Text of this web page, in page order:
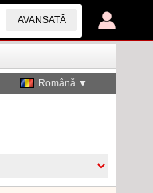
AVANSATĂ
Română ▼